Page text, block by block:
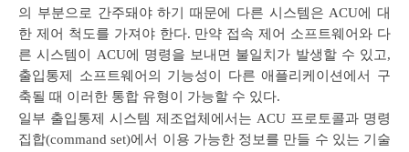
의 부분으로 간주돼야 하기 때문에 다른 시스템은 ACU에 대
한 제어 척도를 가져야 한다. 만약 접속 제어 소프트웨어와 다
른 시스템이 ACU에 명령을 보내면 불일치가 발생할 수 있고,
출입통제 소프트웨어의 기능성이 다른 애플리케이션에서 구
축될 때 이러한 통합 유형이 가능할 수 있다.
일부 출입통제 시스템 제조업체에서는 ACU 프로토콜과 명령
집합(command set)에서 이용 가능한 정보를 만들 수 있는 기술